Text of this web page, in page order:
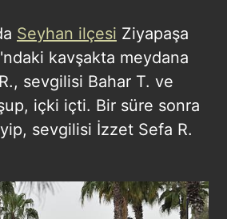
Seyhan ilçesi Ziyapaşa
kavşakta meydana
sevgilisi Bahar T. ve
içki içti. Bir süre sonra
sevgilisi İzzet Sefa R.